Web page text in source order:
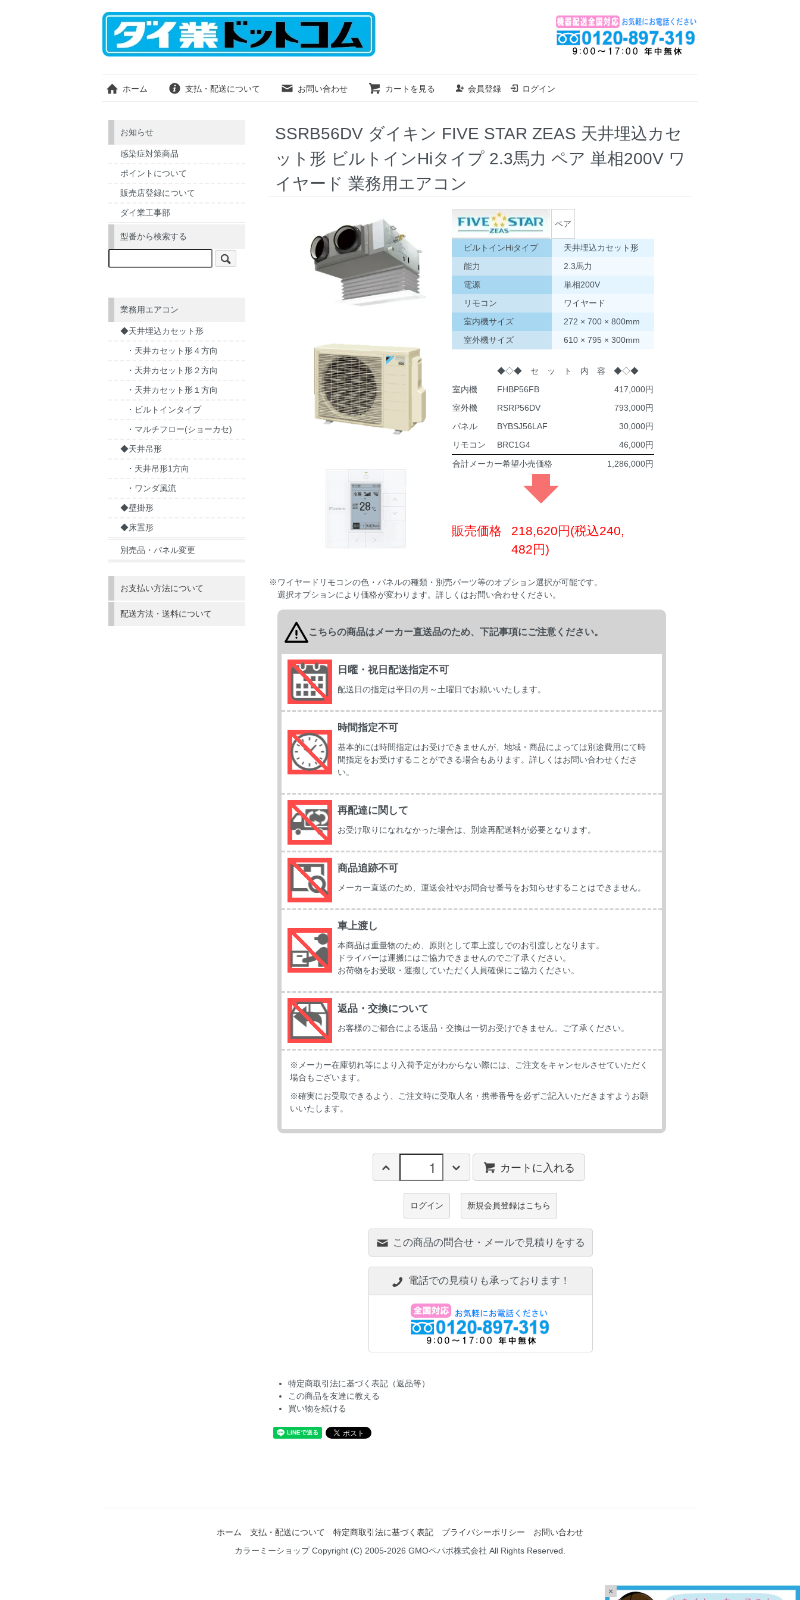
×
ホーム 支払・配送について お問い合わせ カートを見る 会員登録 ログイン
SSRB56DV ダイキン FIVE STAR ZEAS 天井埋込カセ
ット形 ビルトインHiタイプ 2.3馬力 ペア 単相200V ワ
イヤード 業務用エアコン
ペア
ビルトインHiタイプ
天井埋込カセット形
能力
2.3馬力
電源
単相200V
リモコン
ワイヤード
室内機サイズ
272 × 700 × 800mm
室外機サイズ
610 × 795 × 300mm
◆◇◆ セ ッ ト 内 容 ◆◇◆
室内機
FHBP56FB
417,000
室外機
RSRP56DV
793,000
パネル
BYBSJ56LAF
30,000
リモコン
BRC1G4
46,000
合計メーカー希望小売価格
1,286,000
販売価格
218,620円(税込240,
482円)
※ワイヤードリモコンの色・パネルの種類・別売パーツ等のオプション選択が可能です。
選択オプションにより価格が変わります。詳しくはお問い合わせください。
こちらの商品はメーカー直送品のため、下記事項にご注意ください。
日曜・祝日配送指定不可
配送日の指定は平日の月～土曜日でお願いいたします。
時間指定不可
基本的には時間指定はお受けできませんが、地域・商品によっては別途費用にて時
間指定をお受けすることができる場合もあります。詳しくはお問い合わせくださ
い。
再配達に関して
お受け取りになれなかった場合は、別途再配送料が必要となります。
商品追跡不可
メーカー直送のため、運送会社やお問合せ番号をお知らせすることはできません。
車上渡し
本商品は重量物のため、原則として車上渡しでのお引渡しとなります。
ドライバーは運搬にはご協力できませんのでご了承ください。
お荷物をお受取・運搬していただく人員確保にご協力ください。
返品・交換について
お客様のご都合による返品・交換は一切お受けできません。ご了承ください。
※メーカー在庫切れ等により入荷予定がわからない際には、ご注文をキャンセルさせていただく
場合もございます。
※確実にお受取できるよう、ご注文時に受取人名・携帯番号を必ずご記入いただきますようお願
いいたします。
カートに入れる
ログイン 新規会員登録はこちら
この商品の問合せ・メールで見積りをする
電話での見積りも承っております！
特定商取引法に基づく表記（返品等）
この商品を友達に教える
買い物を続ける
お知らせ
感染症対策商品
ポイントについて
販売店登録について
ダイ業工事部
型番から検索する
業務用エアコン
◆天井埋込カセット形
・天井カセット形４方向
・天井カセット形２方向
・天井カセット形１方向
・ビルトインタイプ
・マルチフロー(ショーカセ)
◆天井吊形
・天井吊形1方向
・ワンダ風流
◆壁掛形
◆床置形
別売品・パネル変更
お支払い方法について
配送方法・送料について
ホーム 支払・配送について 特定商取引法に基づく表記 プライバシーポリシー
お問い合わせ
カラーミーショップCopyright (C) 2005-2026 GMOペパボ株式会社 All Rights Reserved.